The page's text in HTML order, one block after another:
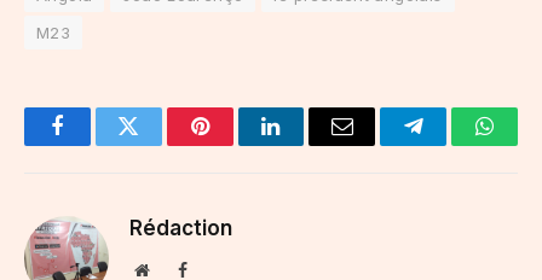
M23
FacebookTwitter PinterestLinkedInEmail Telegram
Rédaction
WebsiteFacebook